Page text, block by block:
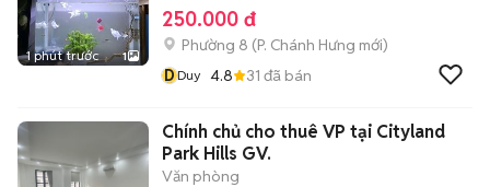
1 phút trước 1
250.000 đ
Phường 8 (P. Chánh Hưng mới)
DDuy 4.8 31 đã bán
Chính chủ cho thuê VP tại Cityland
Park Hills GV.
Văn phòng